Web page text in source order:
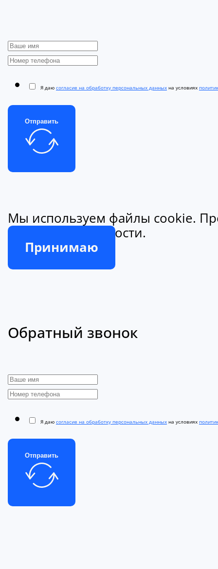
Я даю согласие на обработку персональных данных на условиях
Отправить
Мы используем файлы cookie.
конфиденциальности.
Принимаю
Обратный звонок
Я даю согласие на обработку персональных данных на условиях
Отправить